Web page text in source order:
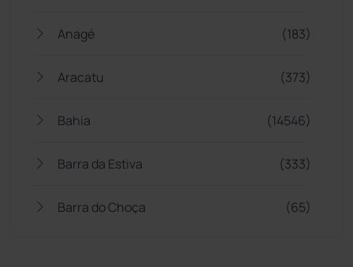
Anagé (183)
Aracatu (373)
Bahia (14546)
Barra da Estiva (333)
Barra do Choça (65)